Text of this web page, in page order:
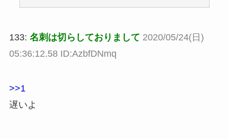
133: 名刺は切らしておりまして 2020/05/24(日)
05:36:12.58 ID:AzbfDNmq
>>1
遅いよ